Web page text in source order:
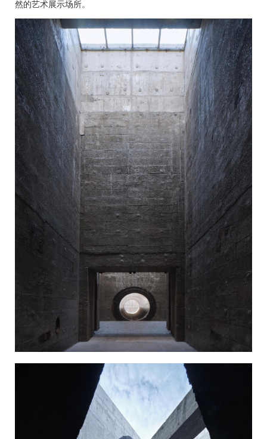
然的艺术展示场所。